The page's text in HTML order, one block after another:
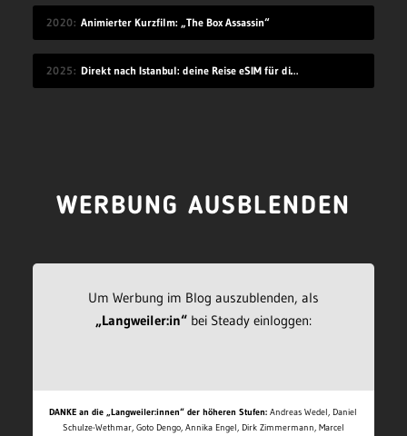
2020 Animierter Kurzfilm: „The Box Assassin“
2025 Direkt nach Istanbul: deine Reise eSIM für die Türkei
WERBUNG AUSBLENDEN
Um Werbung im Blog auszublenden, als
„Langweiler:in“bei Steady einloggen:
DANKE an die „Langweiler:innen“ der höheren Stufen: Andreas Wedel, Daniel
Schulze-Wethmar, Goto Dengo, Annika Engel, Dirk Zimmermann, Marcel